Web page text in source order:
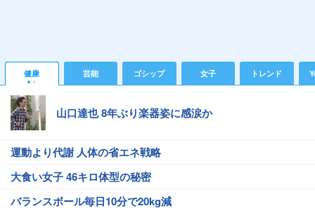
健康 芸能 ゴシップ 女子 トレンド
山口達也 8年ぶり楽器姿に感涙か
運動より代謝 人体の省エネ戦略
大食い女子 46キロ体型の秘密
バランスボール毎日10分で20kg減